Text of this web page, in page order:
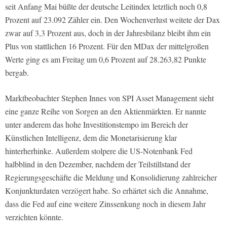
seit Anfang Mai büßte der deutsche Leitindex letztlich noch 0,8
Prozent auf 23.092 Zähler ein. Den Wochenverlust weitete der Dax
zwar auf 3,3 Prozent aus, doch in der Jahresbilanz bleibt ihm ein
Plus von stattlichen 16 Prozent. Für den MDax der mittelgroßen
Werte ging es am Freitag um 0,6 Prozent auf 28.263,82 Punkte
bergab.
Marktbeobachter Stephen Innes von SPI Asset Management sieht
eine ganze Reihe von Sorgen an den Aktienmärkten. Er nannte
unter anderem das hohe Investitionstempo im Bereich der
Künstlichen Intelligenz, dem die Monetarisierung klar
hinterherhinke. Außerdem stolpere die US-Notenbank Fed
halbblind in den Dezember, nachdem der Teilstillstand der
Regierungsgeschäfte die Meldung und Konsolidierung zahlreicher
Konjunkturdaten verzögert habe. So erhärtet sich die Annahme,
dass die Fed auf eine weitere Zinssenkung noch in diesem Jahr
verzichten könnte.